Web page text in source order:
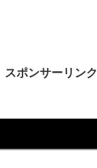
スポンサーリンク